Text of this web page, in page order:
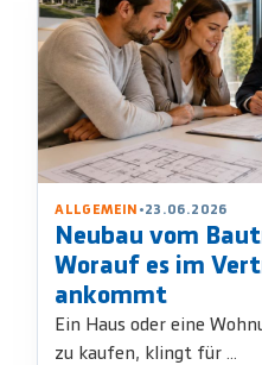
ALLGEMEIN •23.06.2026
Neubau vom
Worauf es im
ankommt
Ein Haus oder eine
zu kaufen, klingt für ...